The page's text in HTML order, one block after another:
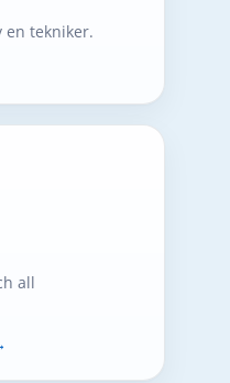
en tekniker.
all